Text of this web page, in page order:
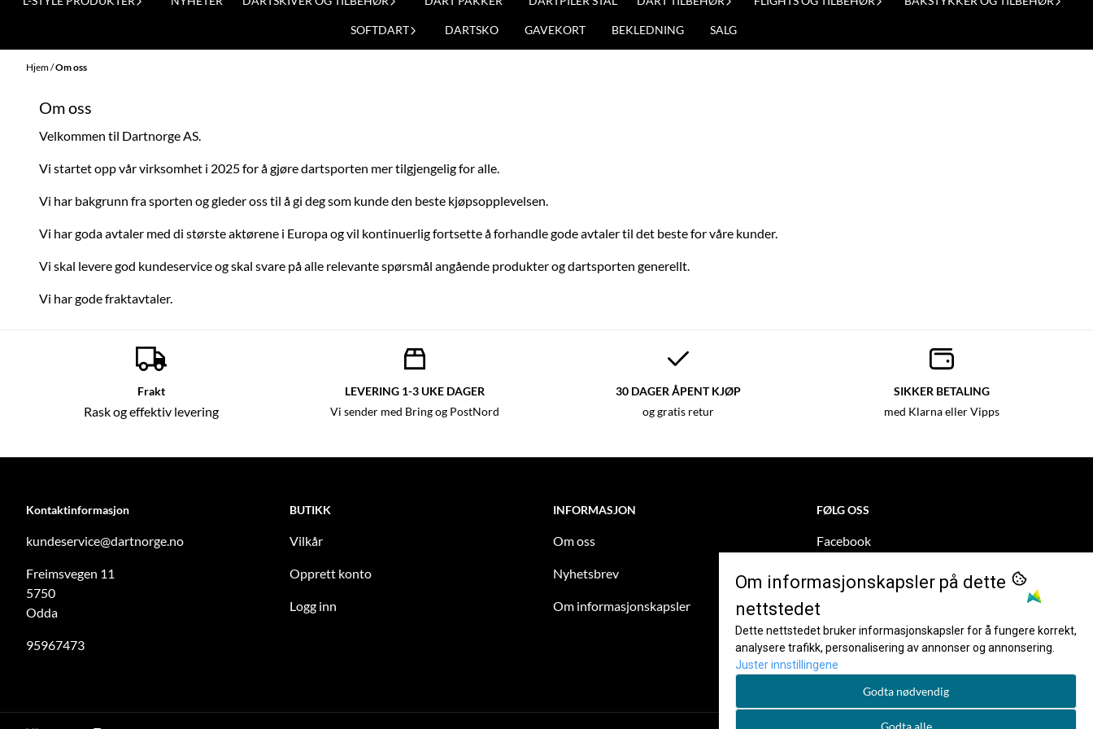
SOFTDART DARTSKO GAVEKORT BEKLEDNING SALG
Hjem/Om oss
Om oss
Velkommen til Dartnorge AS.
Vi startet opp vår virksomhet i 2025 for å gjøre dartsporten mer tilgjengelig for alle.
Vi har bakgrunn fra sporten og gleder oss til å gi deg som kunde den beste kjøpsopplevelsen.
Vi har goda avtaler med di største aktørene i Europa og vil kontinuerlig fortsette å forhandle gode avtaler til det beste for våre kunder.
Vi skal levere god kundeservice og skal svare på alle relevante spørsmål angående produkter og dartsporten generellt.
Vi har gode fraktavtaler.
Frakt
Rask og effektiv levering
LEVERING 1-3 UKE DAGER
Vi sender med Bring og PostNord
30 DAGER ÅPENT KJØP
og gratis retur
SIKKER BETALING
med Klarna eller Vipps
Kontaktinformasjon
kundeservice@dartnorge.no
Freimsvegen 11
5750
Odda
95967473
BUTIKK
Vilkår
Opprett konto
Logg inn
INFORMASJON
Om oss
Nyhetsbrev
Om informasjonskapsler
FØLG OSS
Facebook
Instagram
Pinterest
Nyhetsbrev
Om informasjonskapsler på dette
nettstedet
Dette nettstedet bruker informasjonskapsler for å fungere korrekt,
analysere trafikk, personalisering av annonser og annonsering.
Juster innstillingene
Godta nødvendig
Godta alle